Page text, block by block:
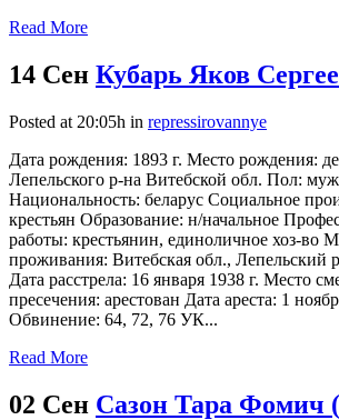
Read More
14 Сен Кубарь Яков
Posted at 20:05h in repressirovannye
Дата рождения: 1893 г. Место рождения:
Лепельского р-на Витебской обл. Пол:
Национальность: беларус Социальное
крестьян Образование: н/начальное
работы: крестьянин, единоличное хоз-во
проживания: Витебская обл., Лепельский
Дата расстрела: 16 января 1938 г. Место
пресечения: арестован Дата ареста: 1
Обвинение: 64, 72, 76 УК...
Read More
02 Сен Сазон Тара Фомич